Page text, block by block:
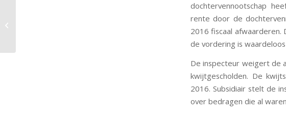
dochtervennootschap
rente door de
2016 fiscaal afwaarderen.
de vordering is
De inspecteur weigert de
kwijtgescholden. De
2016. Subsidiair stelt de
over bedragen die al